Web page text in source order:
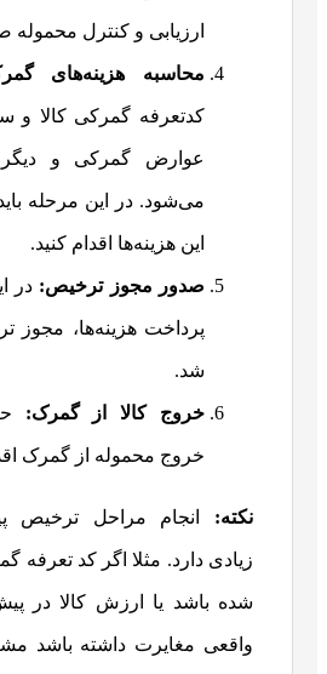
ارزیابی و کنترل
محاسبه هزینه‌های
کدتعرفه گمرکی کالا و
عوارض گمرکی و دیگر
می‌شود. در این مرحله
این هزینه‌ها اقدام کنید.
صدور مجوز ترخیص: در
پرداخت هزینه‌ها، مجوز
شد.
خروج کالا از گمرک:
خروج محموله از گمرک
نکته: انجام مراحل ترخیص
زیادی دارد. مثلا اگر کد تعرفه
شده باشد یا ارزش کالا در
واقعی مغایرت داشته باشد